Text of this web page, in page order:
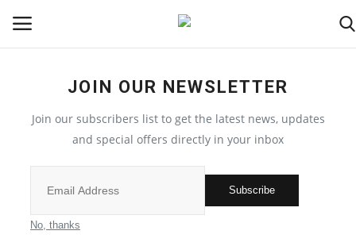
मुख्य समाचार
JOIN OUR NEWSLETTER
Join our subscribers list to get the latest news, updates
and special offers directly in your inbox
Subscribe
No, thanks